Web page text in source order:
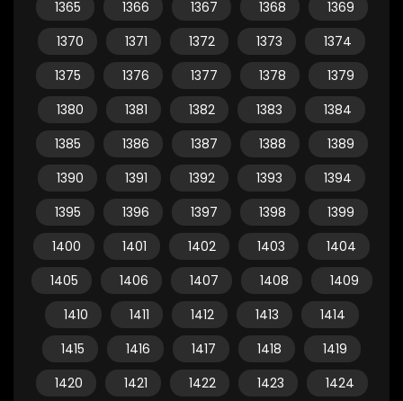
1365 1366 1367 1368
1369
1370
1371 1372 1373
1374
1375
1376 1377 1378
1379
1380
1381 1382 1383
1384
1385
1386 1387 1388
1389
1390
1391 1392 1393
1394
1395
1396 1397 1398
1399
1400
1401 1402 1403
1404
1405
1406 1407 1408
1409
1410
1411 1412 1413
1414
1415
1416 1417 1418
1419
1420
1421 1422 1423
1424